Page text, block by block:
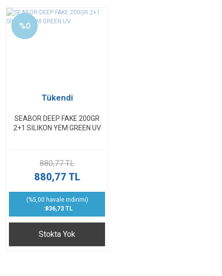
%0
Tükendi
SEABOR DEEP FAKE 200GR
2+1 SİLİKON YEM GREEN UV
880,77 TL
880,77 TL
(%5,00 havale indirimi)
:836,73 TL
Stokta Yok